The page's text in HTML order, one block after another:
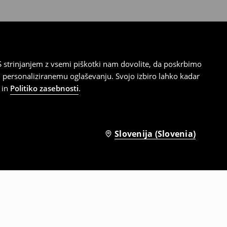
z vsemi piškotki nam dovolite, da poskrbimo
oglaševanju. Svojo izbiro lahko kadar
in Politiko zasebnosti.
Slovenija (Slovenia)